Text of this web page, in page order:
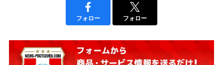
フォロー フォロー